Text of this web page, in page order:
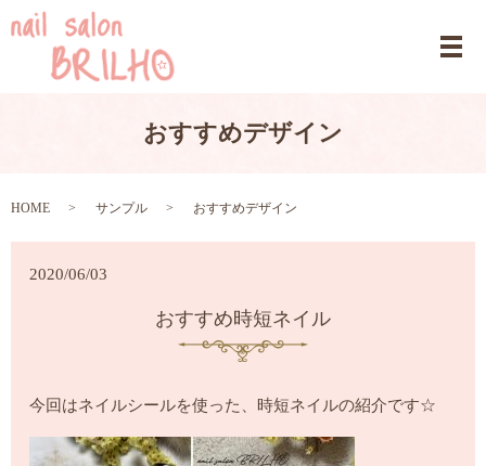
おすすめデザイン
HOME サンプル おすすめデザイン
2020/06/03
おすすめ時短ネイル
今回はネイルシールを使った、時短ネイルの紹介です☆